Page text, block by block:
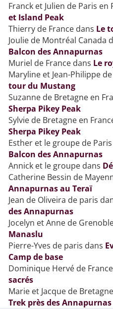
Franck et Julien de Paris en
et Island Peak
Thierry de Francedans Le
Joulie de Montréal Canada
Balcon des Annapurnas
Muriel de Francedans Le
Maryline et Jean-Philippe
tour du Mustang
Suzanne de Bretagne en
Sherpa Pikey Peak
Sylvie de Bretagne en
Sherpa Pikey Peak
Esther et le groupe de Paris
Balcon des Annapurnas
Annick et le groupedans
Catherine Bessin de
Annapurnas au Teraï
Jean de Oliveira de paris
des Annapurnas
Jocelyn et Anne de
Manaslu
Pierre-Yves de paris dans
Camp de base
Dominique Hervé de France
sacrés
Marie et Jacque de
Trek près des Annapurnas